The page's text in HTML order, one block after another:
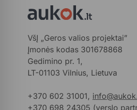
VšĮ „Geros valios projektai”
Įmonės kodas 301678868
Gedimino pr. 1,
LT-01103 Vilnius, Lietuva
+370 602 31001,
+370 698 24305 (verslo